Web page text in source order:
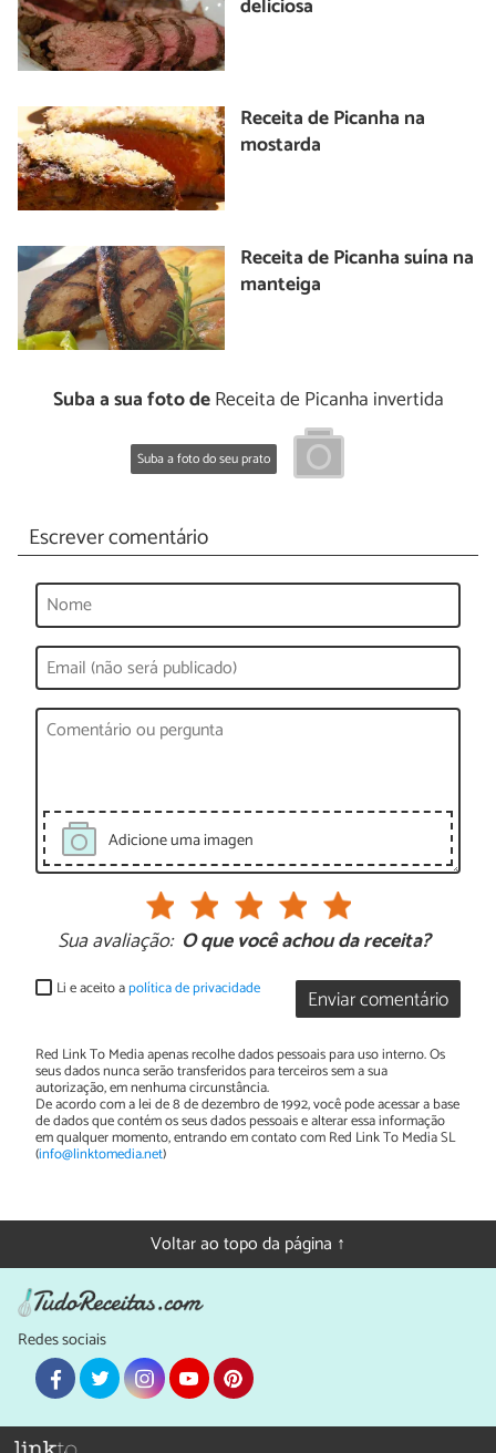
deliciosa
Receita de Picanha na
mostarda
Receita de Picanha suína na
manteiga
Suba a sua foto deReceita de Picanha invertida
Suba a foto do seu prato
Escrever comentário
Adicione uma imagen
Sua avaliação: O que você achou da receita?
Enviar comentário
Li e aceito apolítica de privacidade
Red Link To Media apenas recolhe dados pessoais para uso interno. Os
seus dados nunca serão transferidos para terceiros sem a sua
autorização, em nenhuma circunstância.
De acordo com a lei de 8 de dezembro de 1992, você pode acessar a base
de dados que contém os seus dados pessoais e alterar essa informação
em qualquer momento, entrando em contato com Red Link To Media SL
(info@linktomedia.net)
Voltar ao topo da página ↑
Redes sociais